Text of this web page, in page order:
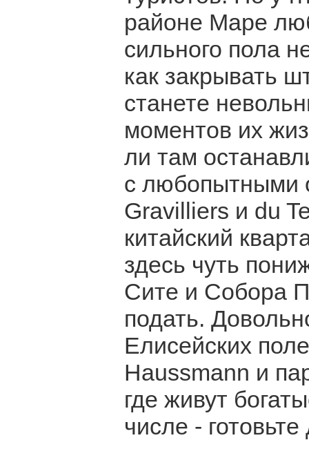
районе Маре
сильного пола
как закрывать
станете
моментов их
ли там
с любопытными
Gravilliers и du
китайский
здесь чуть
Сите и Собора
подать.
Елисейских
Haussmann и
где живут
числе - готовьте